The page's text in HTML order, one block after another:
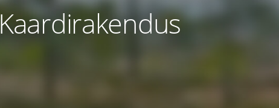
Kaardirakendus